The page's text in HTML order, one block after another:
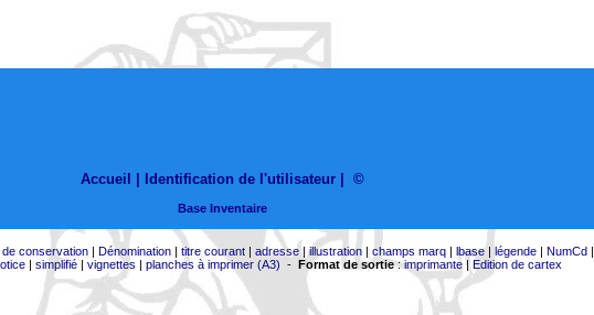
Accueil | Identification de l'utilisateur ©
Base Inventaire
de conservation| Dénomination| titre courant| adresse|illustration| champs marq| lbase| légende| NumCd|
| simplifié| vignettes | planches à imprimer (A3) - Format de sortie:imprimante| Edition de cartex